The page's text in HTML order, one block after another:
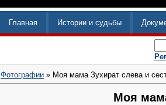
Главная Истории и судьбы
Фотографии » Моя мама Зухират слева и
Моя